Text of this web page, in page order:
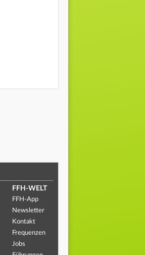
FFH-WELT
FFH-App
Newsletter
Kontakt
Frequenzen
Jobs